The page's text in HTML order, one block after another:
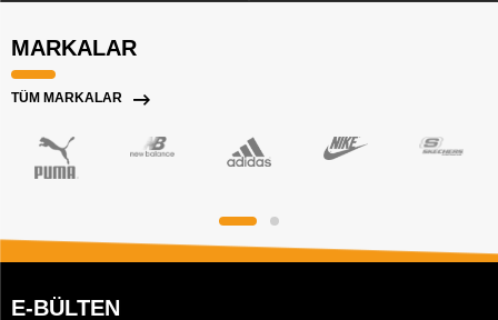
MARKALAR
TÜM MARKALAR
E-BÜLTEN